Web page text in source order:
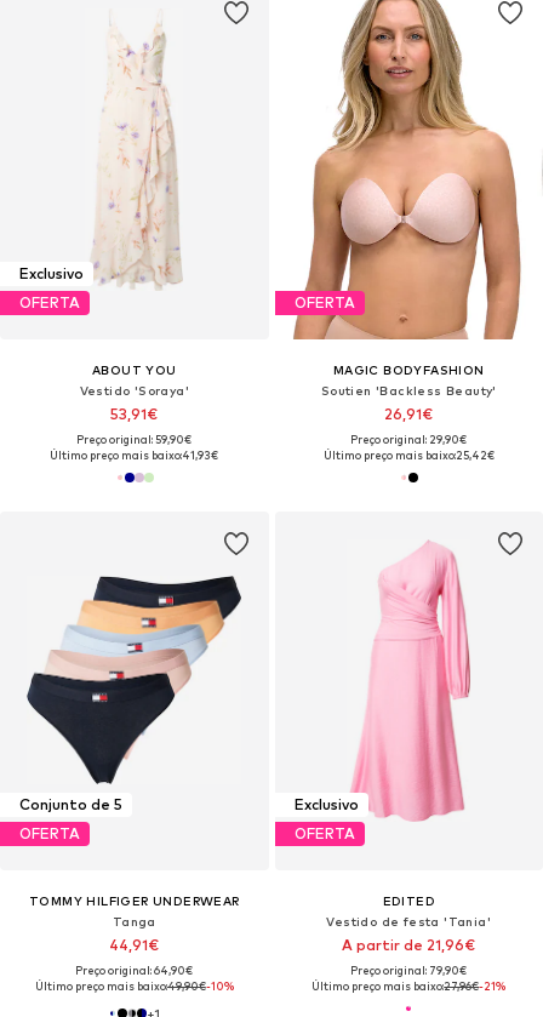
Exclusivo
OFERTA
ABOUT YOU
Vestido 'Soraya'
53,91€
Preço original: 59,90€
Último preço mais baixo:41,93€
OFERTA
MAGIC BODYFASHION
Soutien 'Backless Beauty'
26,91€
Preço original: 29,90€
Último preço mais baixo:25,42€
Conjunto de 5
OFERTA
TOMMY HILFIGER UNDERWEAR
Tanga
44,91€
Preço original: 64,90€
Último preço mais baixo:49,90€-10%
+1
Exclusivo
OFERTA
EDITED
Vestido de festa 'Tania'
A partir de 21,96€
Preço original: 79,90€
Último preço mais baixo:27,96€-21%